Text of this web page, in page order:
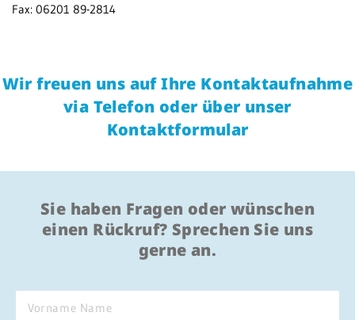
Fachzentren
Veranstaltungen
Patientenportal
Schwetzingen
Fax: 06201 89-2814
Wir freuen uns auf Ihre Kontaktaufnahme
via Telefon oder über unser
Kontaktformular
Sie haben Fragen oder wünschen
einen Rückruf? Sprechen Sie uns
gerne an.